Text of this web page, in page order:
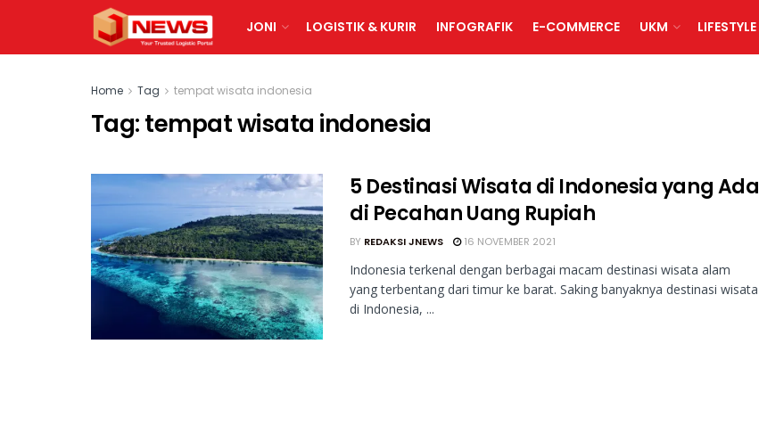
JONI LOGISTIK & KURIR INFOGRAFIK E-COMMERCE UKM LIFESTYLE
Home Tag tempat wisata indonesia
Tag:tempat wisata indonesia
5 Destinasi Wisata di Indonesia yang Ada
di Pecahan Uang Rupiah
BY REDAKSI JNEWS 16 NOVEMBER 2021
Indonesia terkenal dengan berbagai macam destinasi wisata alam
yang terbentang dari timur ke barat. Saking banyaknya destinasi wisata
di Indonesia, ...